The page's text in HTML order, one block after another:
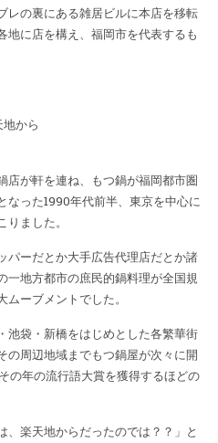
レの裏にある雑居ビルに本店を移転
地に店を構え、福岡市を代表するも
から
店が軒を連ね、もつ鍋が福岡都市圏
なった1990年代前半、東京を中心に
ました。
パーだとか大手広告代理店だとか諸
一地方都市の庶民的鍋料理が全国規
ーブメントでした。
池袋・新橋をはじめとした各繁華街
の周辺地域までもつ鍋屋が次々に開
の年の流行語大賞を獲得するほどの
、楽天地からだったのでは？？」と